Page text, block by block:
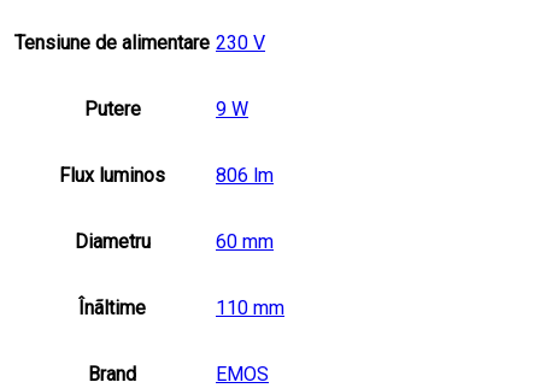
Tensiune de alimentare 230 V
Putere 9 W
Flux luminos 806 lm
Diametru 60 mm
Înãltime 110 mm
Brand EMOS